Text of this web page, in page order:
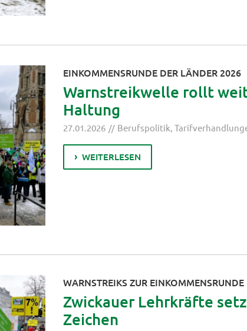
EINKOMMENSRUNDE DER LÄNDER 2026
Warnstreikwelle rollt
Haltung
27.01.2026 Berufspolitik ,
WEITERLESEN
WARNSTREIKS ZUR
Zwickauer Lehrkräfte
Zeichen